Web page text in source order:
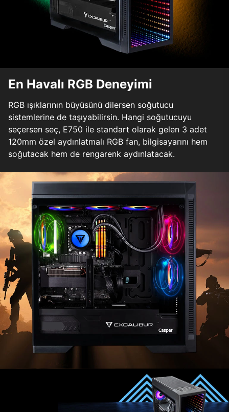
En Havalı RGB Deneyimi
RGB ışıklarının büyüsünü dilersen soğutucu
sistemlerine de taşıyabilirsin. Hangi soğutucuyu
seçersen seç, E750 ile standart olarak gelen 3 adet
120mm özel aydınlatmalı RGB fan, bilgisayarını hem
soğutacak hem de rengarenk aydınlatacak.